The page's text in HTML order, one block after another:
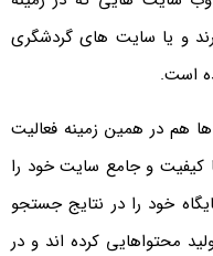
و یا سایت های گردشگری
است.
هم در همین زمینه فعالیت
کیفیت و جامع سایت خود را
خود را در نتایج جستجو
محتواهایی کرده اند و در